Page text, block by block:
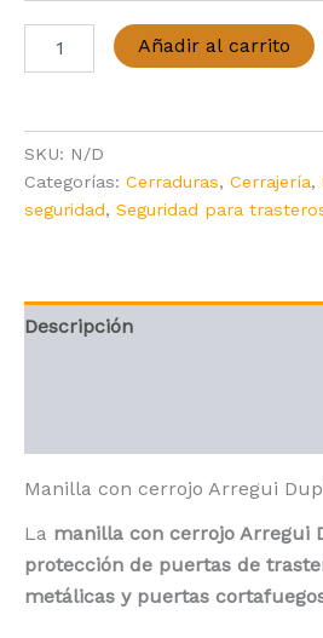
Cerrojo
cantidad
Añadir al carrito
SKU: N/D
Categorías: Cerraduras, Cerrajería,
seguridad, Seguridad para
Descripción
Manilla con cerrojo Arregui
La manilla con cerrojo Arregui
protección de puertas de
metálicas y puertas